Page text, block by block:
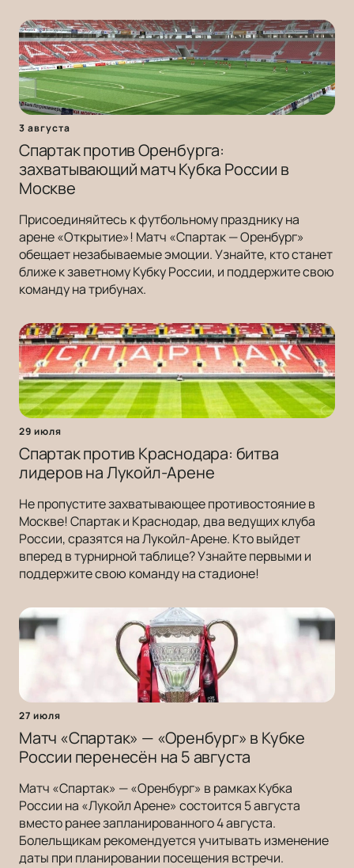
3 августа
Спартак против Оренбурга:
захватывающий матч Кубка России в
Москве
Присоединяйтесь к футбольному празднику на
арене «Открытие»! Матч «Спартак — Оренбург»
обещает незабываемые эмоции. Узнайте, кто станет
ближе к заветному Кубку России, и поддержите свою
команду на трибунах.
29 июля
Спартак против Краснодара: битва
лидеров на Лукойл-Арене
Не пропустите захватывающее противостояние в
Москве! Спартак и Краснодар, два ведущих клуба
России, сразятся на Лукойл-Арене. Кто выйдет
вперед в турнирной таблице? Узнайте первыми и
поддержите свою команду на стадионе!
27 июля
Матч «Спартак» — «Оренбург» в Кубке
России перенесён на 5 августа
Матч «Спартак» — «Оренбург» в рамках Кубка
России на «Лукойл Арене» состоится 5 августа
вместо ранее запланированного 4 августа.
Болельщикам рекомендуется учитывать изменение
даты при планировании посещения встречи.